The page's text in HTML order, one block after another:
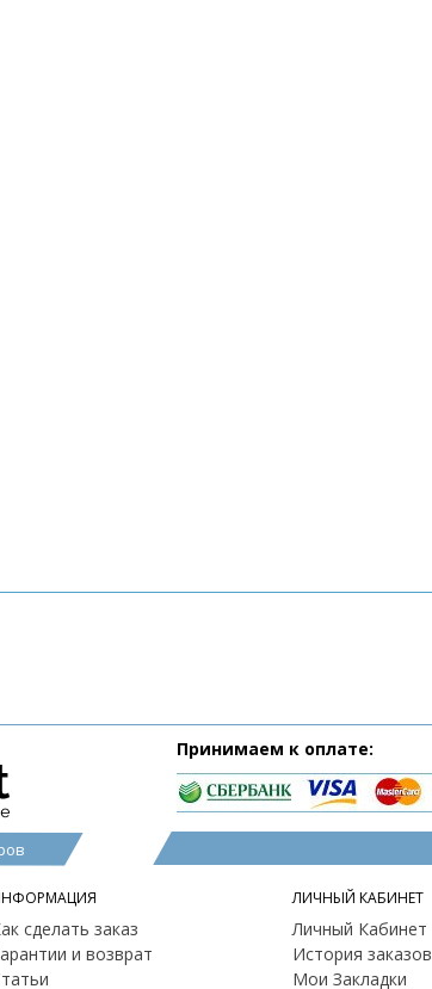
Принимаем к оплате:
сделать заказ
и возврат
ЛИЧНЫЙ КАБИНЕТ
Личный Кабинет
История заказов
Мои Закладки